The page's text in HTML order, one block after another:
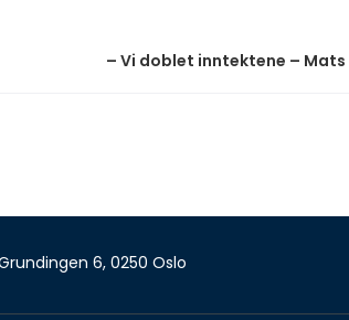
– Vi doblet inntektene –
6, 0250 Oslo